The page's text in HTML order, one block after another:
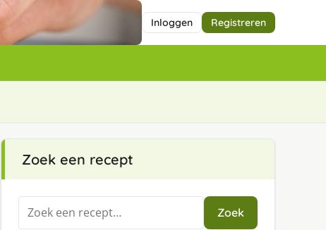
Inloggen Registreren
Zoek een recept
Zoeken
naar:
Zoek